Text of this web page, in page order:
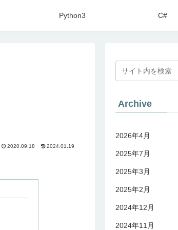
Python3 C#
2020.09.18 2024.01.19
Archive
2026年4月
2025年7月
2025年3月
2025年2月
2024年12月
2024年11月